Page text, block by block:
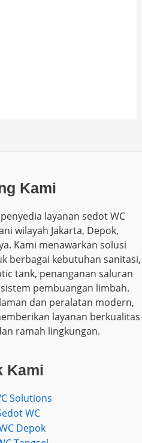
Kami
layanan sedot WC
wilayah Jakarta, Depok,
Kami menawarkan solusi
berbagai kebutuhan sanitasi,
tank, penanganan saluran
pembuangan limbah.
dan peralatan modern,
layanan berkualitas
ramah lingkungan.
Kami
Solutions
WC
Depok